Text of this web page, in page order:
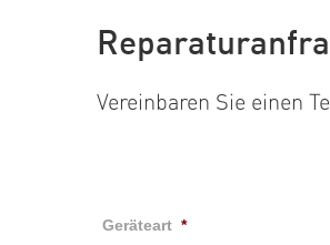
Vereinbaren Sie einen
Geräteart *